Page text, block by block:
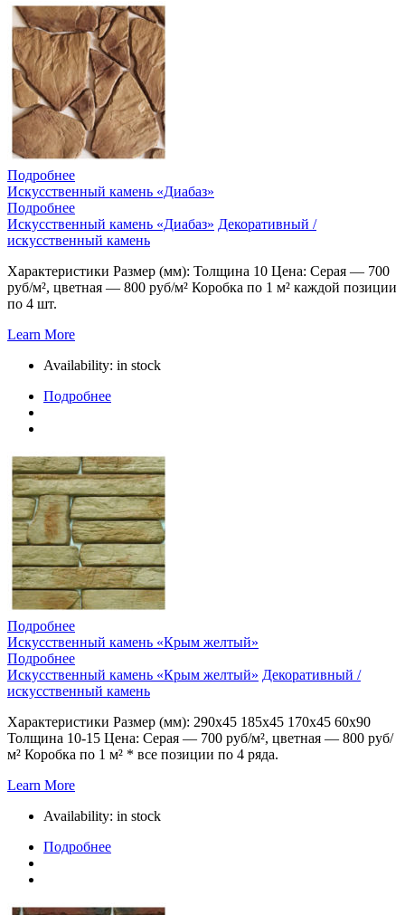
Подробнее
Искусственный камень «Диабаз»
Подробнее
Искусственный камень «Диабаз» Декоративный /
искусственный камень
Характеристики Размер (мм): Толщина 10 Цена: Серая — 700
руб/м², цветная — 800 руб/м² Коробка по 1 м² каждой позиции
по 4 шт.
Learn More
Availability: in stock
Подробнее
Подробнее
Искусственный камень «Крым желтый»
Подробнее
Искусственный камень «Крым желтый» Декоративный /
искусственный камень
Характеристики Размер (мм): 290х45 185х45 170х45 60х90
Толщина 10-15 Цена: Серая — 700 руб/м², цветная — 800 руб/
м² Коробка по 1 м² * все позиции по 4 ряда.
Learn More
Availability: in stock
Подробнее